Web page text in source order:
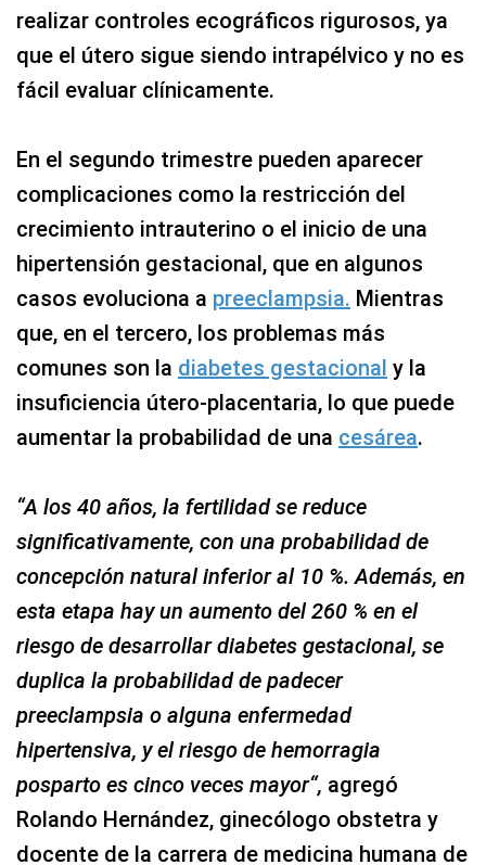
realizar controles ecográficos rigurosos, ya
que el útero sigue siendo intrapélvico y no es
fácil evaluar clínicamente.
En el segundo trimestre pueden aparecer
complicaciones como la restricción del
crecimiento intrauterino o el inicio de una
hipertensión gestacional, que en algunos
casos evoluciona a preeclampsia. Mientras
que, en el tercero, los problemas más
comunes son la diabetes gestacional y la
insuficiencia útero-placentaria, lo que puede
aumentar la probabilidad de una cesárea.
“A los 40 años, la fertilidad se reduce
significativamente, con una probabilidad de
concepción natural inferior al 10 %. Además, en
esta etapa hay un aumento del 260 % en el
riesgo de desarrollar diabetes gestacional, se
duplica la probabilidad de padecer
preeclampsia o alguna enfermedad
hipertensiva, y el riesgo de hemorragia
posparto es cinco veces mayor“, agregó
Rolando Hernández, ginecólogo obstetra y
docente de la carrera de medicina humana de